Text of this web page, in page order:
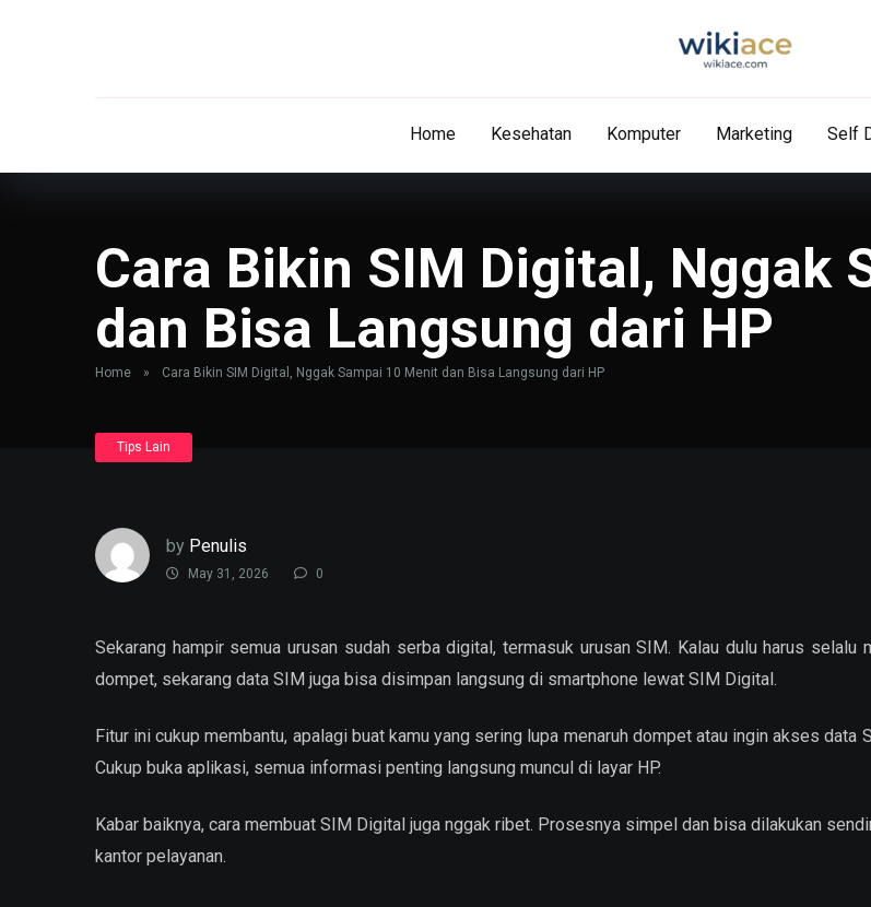
Home Kesehatan Komputer Marketing Self
Cara Bikin SIM Digital, Nggak
dan Bisa Langsung dari HP
Home » Cara Bikin SIM Digital, Nggak Sampai 10 Menit dan Bisa Langsung dari HP
Tips Lain
by Penulis
May 31, 2026 0
Sekarang hampir semua urusan sudah serba digital, termasuk urusan SIM. Kalau dulu harus selalu
dompet, sekarang data SIM juga bisa disimpan langsung di smartphone lewat SIM Digital.
Fitur ini cukup membantu, apalagi buat kamu yang sering lupa menaruh dompet atau ingin akses data
Cukup buka aplikasi, semua informasi penting langsung muncul di layar HP.
Kabar baiknya, cara membuat SIM Digital juga nggak ribet. Prosesnya simpel dan bisa dilakukan
kantor pelayanan.